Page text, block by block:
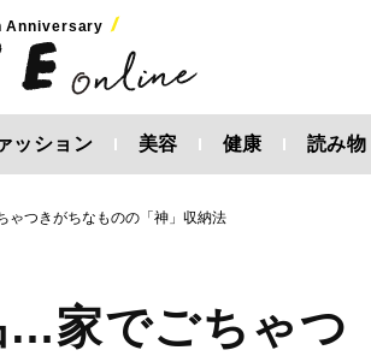
Anniversary
ッション 美容 健康 読み物
つきがちなものの「神」収納法
…家でごちゃつ